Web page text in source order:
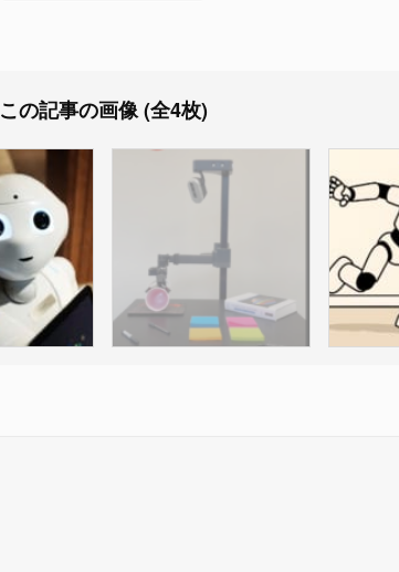
この記事の画像 (全4枚)